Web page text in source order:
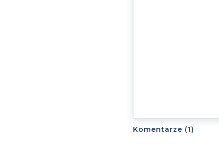
Komentarze (1)